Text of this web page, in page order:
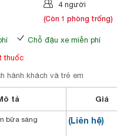
4 người
(Còn 1 phòng trống)
Chỗ đậu xe miễn phí
thuốc
hành khách và trẻ em
tả Giá
(Liên hệ)
bữa sáng